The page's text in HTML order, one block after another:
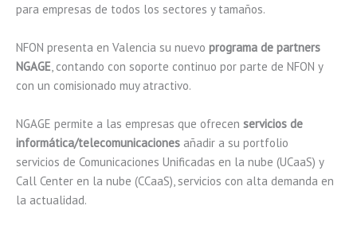
para empresas de todos los sectores y tamaños.
NFON presenta en Valencia su nuevo programa de partners
NGAGE , contando con soporte continuo por parte de NFON y
con un comisionado muy atractivo.
NGAGE permite a las empresas que ofrecen servicios de
informática/telecomunicaciones añadir a su portfolio
servicios de Comunicaciones Unificadas en la nube (UCaaS) y
Call Center en la nube (CCaaS), servicios con alta demanda en
la actualidad.